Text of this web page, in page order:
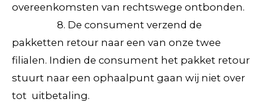
overeenkomsten van rechtswege ontbonden.
8. De consument verzend de
pakketten retour naar een van onze twee
filialen. Indien de consument het pakket retour
stuurt naar een ophaalpunt gaan wij niet over
tot uitbetaling.